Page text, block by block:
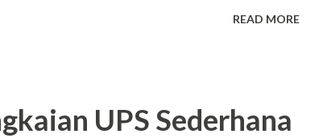
READ MORE
UPS Sederhana